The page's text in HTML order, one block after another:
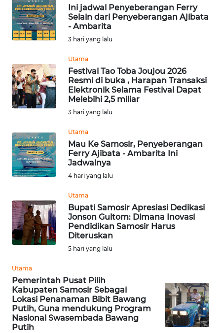
Ini jadwal Penyeberangan Ferry
Selain dari Penyeberangan Ajibata
- Ambarita
3 hari yang lalu
Utama
Festival Tao Toba Joujou 2026
Resmi di buka , Harapan Transaksi
Elektronik Selama Festival Dapat
Melebihi 2,5 miliar
3 hari yang lalu
Utama
Mau Ke Samosir, Penyeberangan
Ferry Ajibata - Ambarita Ini
Jadwalnya
4 hari yang lalu
Utama
Bupati Samosir Apresiasi Dedikasi
Jonson Gultom: Dimana Inovasi
Pendidikan Samosir Harus
Diteruskan
5 hari yang lalu
Utama
Pemerintah Pusat Pilih
Kabupaten Samosir Sebagai
Lokasi Penanaman Bibit Bawang
Putih, Guna mendukung Program
Nasional Swasembada Bawang
Putih
WN
RIAU
WN
JAMBI
SULTRA
WN
NTB
SULTENG
WN
SULBAR
WN
BABEL
WN
SUMBAR